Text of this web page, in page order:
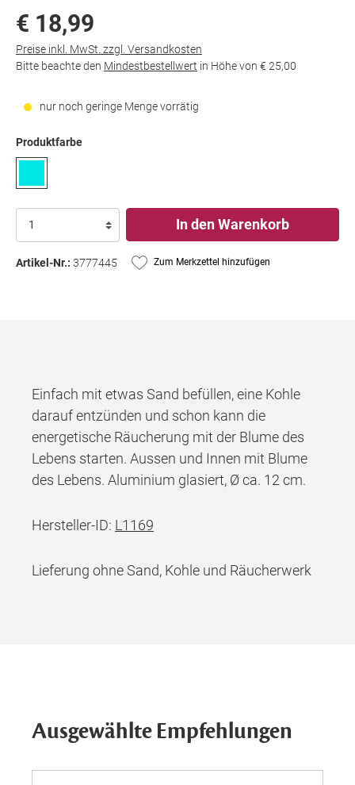
€ 18,99
Preise inkl. MwSt. zzgl. Versandkosten
Bitte beachte den Mindestbestellwert in Höhe von € 25,00
nur noch geringe Menge vorrätig
Produktfarbe
In den Warenkorb
Artikel-Nr.: 3777445 Zum Merkzettel hinzufügen
Einfach mit etwas Sand befüllen, eine Kohle
darauf entzünden und schon kann die
energetische Räucherung mit der Blume des
Lebens starten. Aussen und Innen mit Blume
des Lebens. Aluminium glasiert, Ø ca. 12 cm.
Hersteller-ID: L1169
Lieferung ohne Sand, Kohle und Räucherwerk
Ausgewählte Empfehlungen